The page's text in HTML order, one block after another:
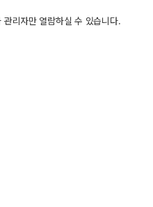
관리자만 열람하실 수 있습니다.